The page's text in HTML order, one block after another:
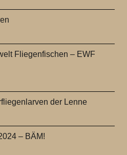
Fliegenfischen – EWF
der Lenne
– BÄM!